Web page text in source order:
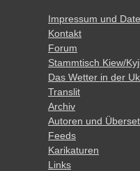
Impressum und
Kontakt
Forum
Stammtisch Kiew/
Das Wetter in der
Translit
Archiv
Autoren und
Feeds
Karikaturen
Links